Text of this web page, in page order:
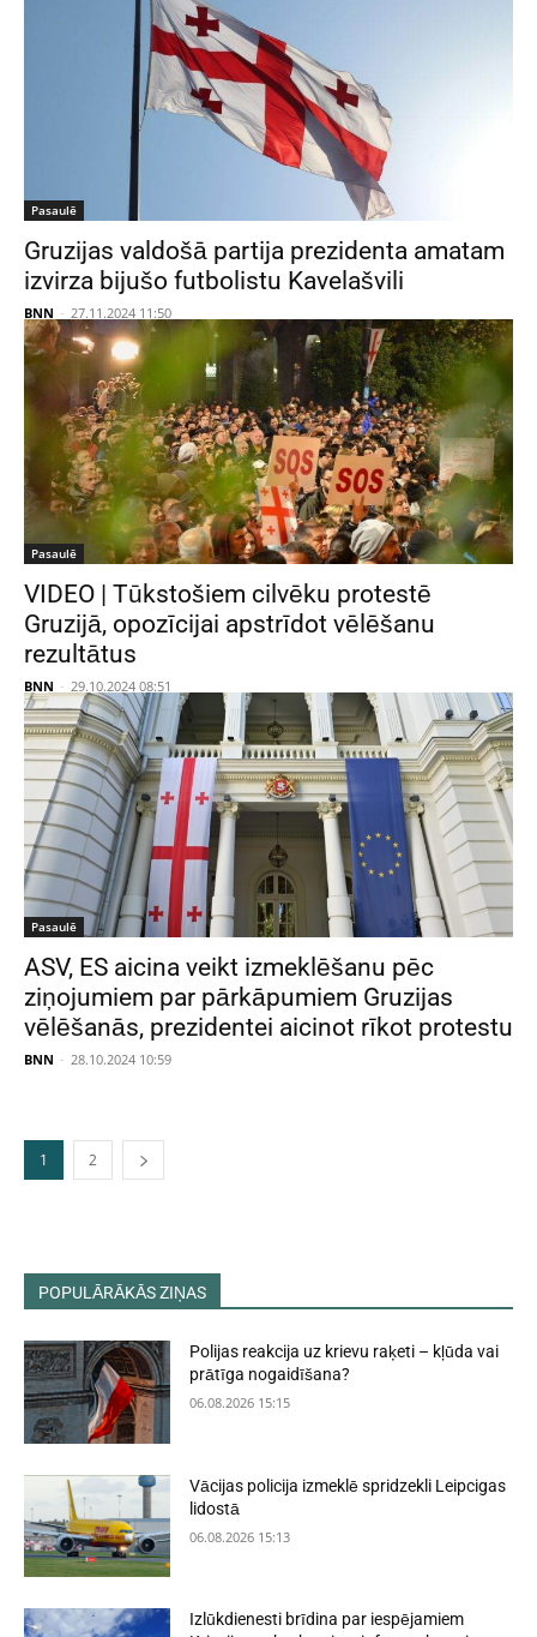
Pasaulē
Gruzijas valdošā partija prezidenta amatam
izvirza bijušo futbolistu Kavelašvili
BNN - 27.11.2024 11:50
Pasaulē
VIDEO | Tūkstošiem cilvēku protestē
Gruzijā, opozīcijai apstrīdot vēlēšanu
rezultātus
BNN - 29.10.2024 08:51
Pasaulē
ASV, ES aicina veikt izmeklēšanu pēc
ziņojumiem par pārkāpumiem Gruzijas
vēlēšanās, prezidentei aicinot rīkot protestu
BNN - 28.10.2024 10:59
1 2
POPULĀRĀKĀS ZIŅAS
Polijas reakcija uz krievu raķeti – kļūda vai
prātīga nogaidīšana?
06.08.2026 15:15
Vācijas policija izmeklē spridzekli Leipcigas
lidostā
06.08.2026 15:13
Izlūkdienesti brīdina par iespējamiem